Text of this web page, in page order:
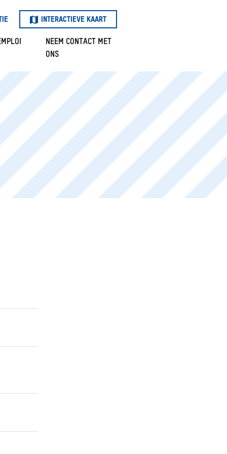
INTERACTIEVE KAART
NEEM CONTACT MET
ONS